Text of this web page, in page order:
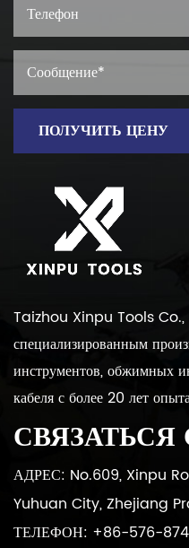
ПОЛУЧИТЬ ЦЕНУ
Taizhou Xinpu Tools Co.,
специализированным
инструментов, обжимных
кабеля с более 20 лет
АДРЕС: No.609, Xinpu
Yuhuan City, Zhejiang
ТЕЛЕФОН: +86-576-